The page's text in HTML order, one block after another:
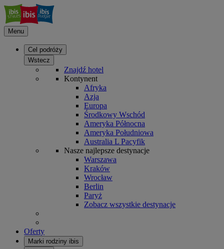
Menu
Cel podróży
Wstecz
Znajdź hotel
Kontynent
Afryka
Azja
Europa
Środkowy Wschód
Ameryka Północna
Ameryka Południowa
Australia L Pacyfik
Nasze najlepsze destynacje
Warszawa
Kraków
Wrocław
Berlin
Paryż
Zobacz wszystkie destynacje
Oferty
Marki rodziny ibis